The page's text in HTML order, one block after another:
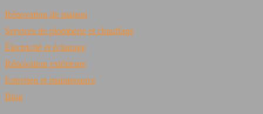
Rénovation de maison
Services de plomberie et chauffage
Électricité et éclairage
Rénovation extérieure
Entretien et maintenance
Blog